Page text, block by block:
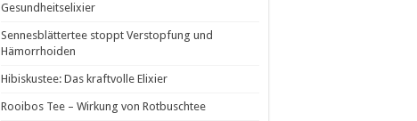
Gesundheitselixier
Sennesblättertee stoppt Verstopfung und
Hämorrhoiden
Hibiskustee: Das kraftvolle Elixier
Rooibos Tee – Wirkung von Rotbuschtee